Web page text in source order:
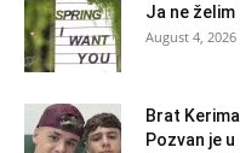
Ja ne
August 4, 2026
Brat
Pozvan je